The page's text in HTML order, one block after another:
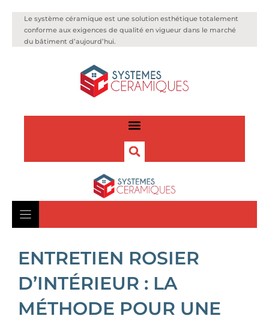
Le système céramique est une solution esthétique totalement
conforme aux exigences de qualité en vigueur dans le marché
du bâtiment d’aujourd’hui.
ENTRETIEN ROSIER
D’INTÉRIEUR : LA
MÉTHODE POUR UNE